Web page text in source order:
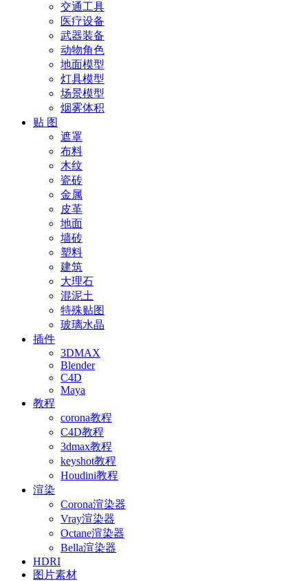
交通工具
医疗设备
武器装备
动物角色
地面模型
灯具模型
场景模型
烟雾体积
贴 图
遮罩
布料
木纹
瓷砖
金属
皮革
地面
墙砖
塑料
建筑
大理石
混泥土
特殊贴图
玻璃水晶
插件
3DMAX
Blender
C4D
Maya
教程
corona教程
C4D教程
3dmax教程
keyshot教程
Houdini教程
渲染
Corona渲染器
Vray渲染器
Octane渲染器
Bella渲染器
HDRI
图片素材